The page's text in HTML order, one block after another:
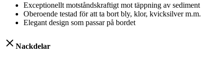
Exceptionellt motståndskraftigt mot täppning av sediment
Oberoende testad för att ta bort bly, klor, kvicksilver m.m.
Elegant design som passar på bordet
Nackdelar